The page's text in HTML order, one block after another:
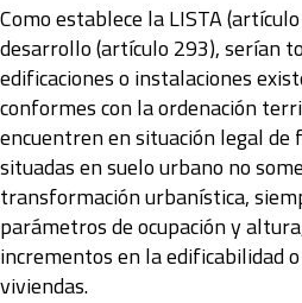
Como establece la LISTA
desarrollo (artículo 293), serían
edificaciones o instalaciones
conformes con la ordenación
encuentren en situación legal de
situadas en suelo urbano no
transformación urbanística,
parámetros de ocupación y
incrementos en la edificabilidad
viviendas.